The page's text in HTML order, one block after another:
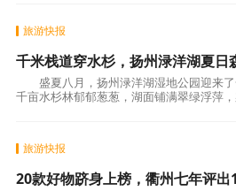
旅游快报
千米栈道穿水杉，扬州渌洋湖夏日
盛夏八月，扬州渌洋湖湿地公园迎来了
千亩水杉林郁郁葱葱，湖面铺满翠绿浮萍
旅游快报
20款好物跻身上榜，衢州七年评出